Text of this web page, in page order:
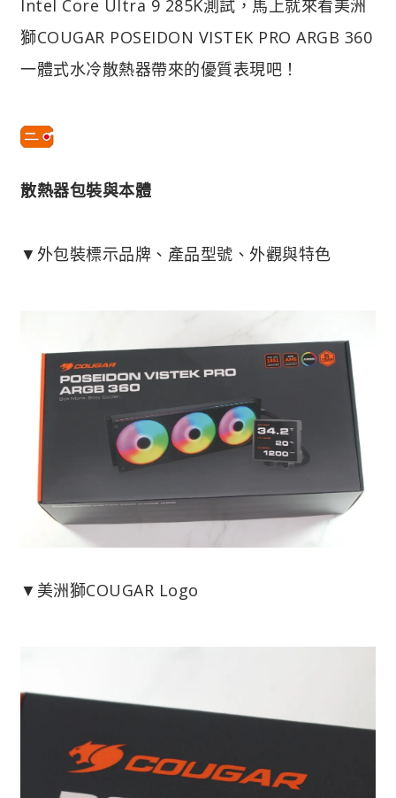
Intel Core Ultra 9 285K測試，馬上就來看美洲
獅COUGAR POSEIDON VISTEK PRO ARGB 360
一體式水冷散熱器帶來的優質表現吧！
散熱器包裝與本體
▼外包裝標示品牌、產品型號、外觀與特色
▼美洲獅COUGAR Logo